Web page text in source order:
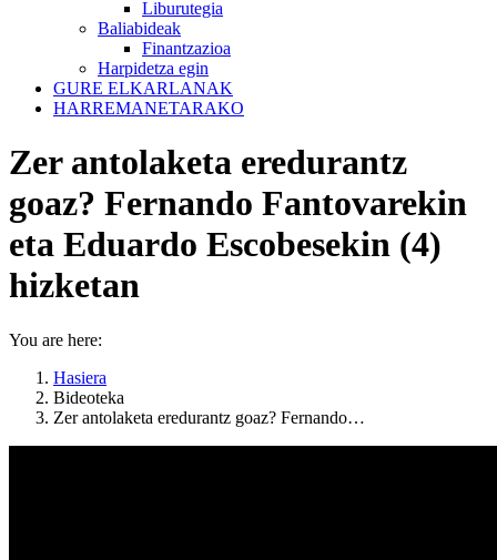
Liburutegia
Baliabideak
Finantzazioa
Harpidetza egin
GURE ELKARLANAK
HARREMANETARAKO
Zer antolaketa eredurantz
goaz? Fernando Fantovarekin
eta Eduardo Escobesekin (4)
hizketan
You are here:
Hasiera
Bideoteka
Zer antolaketa eredurantz goaz? Fernando…